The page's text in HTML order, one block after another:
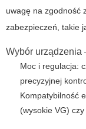
uwagę na zgodność
zabezpieczeń, takie
Wybór
Moc i regulacja:
precyzyjnej
Kompatybilność
(wysokie VG)